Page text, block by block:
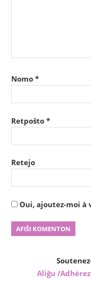
Nomo *
Retpoŝto *
Retejo
Oui, ajoutez-moi à
Aliĝu /Adhérez